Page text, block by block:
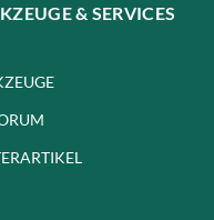
& SERVICES